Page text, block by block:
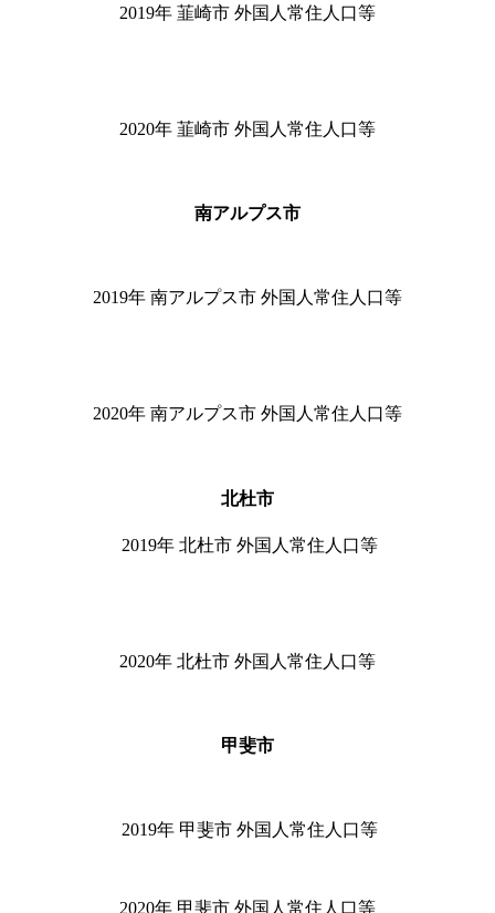
2019年 韮崎市 外国人常住人口等
2020年 韮崎市 外国人常住人口等
南アルプス市
2019年 南アルプス市 外国人常住人口等
2020年 南アルプス市 外国人常住人口等
北杜市
2019年 北杜市 外国人常住人口等
2020年 北杜市 外国人常住人口等
甲斐市
2019年 甲斐市 外国人常住人口等
2020年 甲斐市 外国人常住人口等